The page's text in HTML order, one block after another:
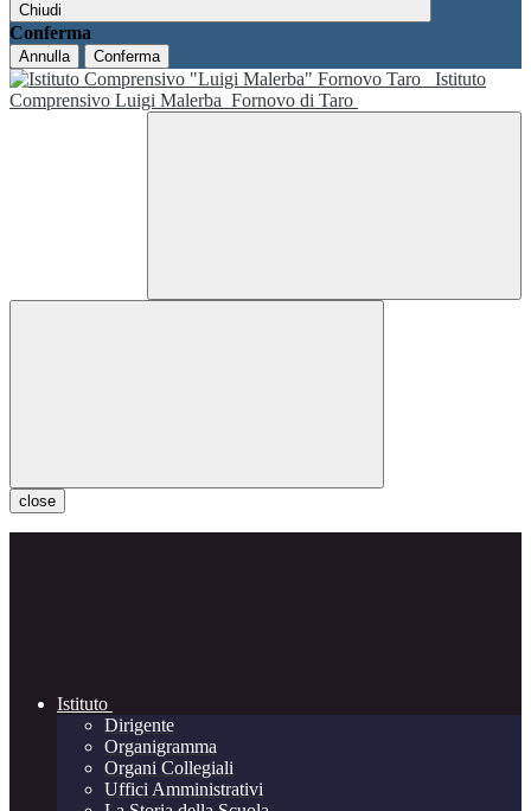
Chiudi
Conferma
Annulla Conferma
Istituto
Comprensivo Luigi Malerba Fornovo di Taro
close
Istituto
Dirigente
Organigramma
Organi Collegiali
Uffici Amministrativi